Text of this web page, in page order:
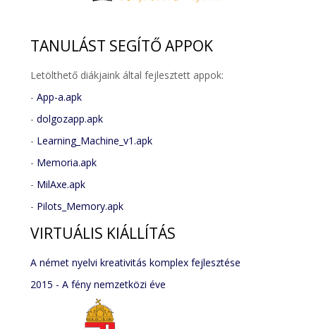
TANULÁST SEGÍTŐ APPOK
Letölthető diákjaink által fejlesztett appok:
-App-a.apk
-dolgozapp.apk
- Learning_Machine_v1.apk
- Memoria.apk
- MilAxe.apk
- Pilots_Memory.apk
VIRTUÁLIS KIÁLLÍTÁS
A német nyelvi kreativitás komplex fejlesztése
2015 - A fény nemzetközi éve